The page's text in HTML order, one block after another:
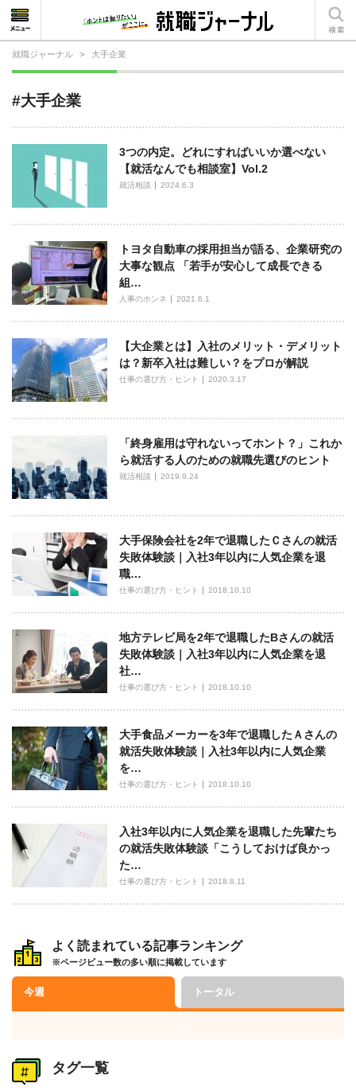
就職ジャーナル > 大手企業
#大手企業
3つの内定。どれにすればいいか選べない
【就活なんでも相談室】Vol.2
就活相談 2024.6.3
トヨタ自動車の採用担当が語る、企業研究の
大事な観点 「若手が安心して成長できる
組…
人事のホンネ 2021.6.1
【大企業とは】入社のメリット・デメリット
は？新卒入社は難しい？をプロが解説
仕事の選び方・ヒント 2020.3.17
「終身雇用は守れないってホント？」これか
ら就活する人のための就職先選びのヒント
就活相談 2019.9.24
大手保険会社を2年で退職したＣさんの就活
失敗体験談｜入社3年以内に人気企業を退
職…
仕事の選び方・ヒント 2018.10.10
地方テレビ局を2年で退職したBさんの就活
失敗体験談｜入社3年以内に人気企業を退
社…
仕事の選び方・ヒント 2018.10.10
大手食品メーカーを3年で退職したＡさんの
就活失敗体験談｜入社3年以内に人気企業
を…
仕事の選び方・ヒント 2018.10.10
入社3年以内に人気企業を退職した先輩たち
の就活失敗体験談「こうしておけば良かっ
た…
仕事の選び方・ヒント 2018.8.11
よく読まれている記事ランキング
※ページビュー数の多い順に掲載しています
今週 トータル
タグ一覧
就活相談
就活ノウハウ
仕事の選び方・ヒント
仕事とは？
就活コラム